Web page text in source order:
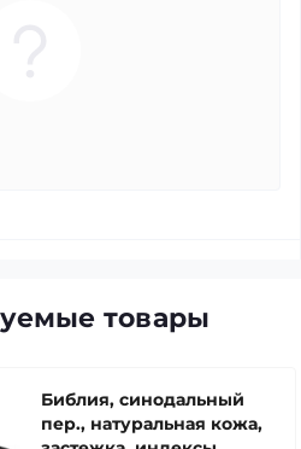
товары
Библия, синодальный
пер., натуральная кожа,